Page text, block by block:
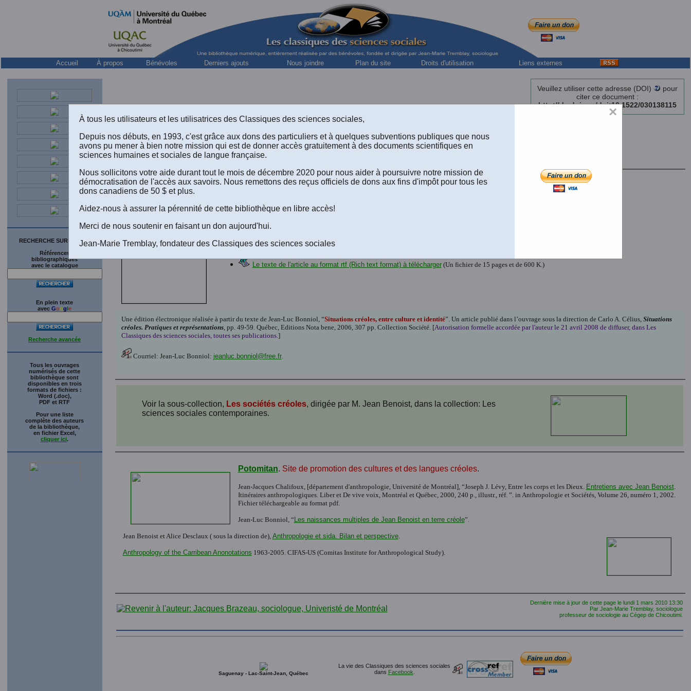
Accueil À propos Bénévoles Derniers ajouts Nous joindre Plan du site Droits d'utilisation Liens externes
RECHERCHE SUR LE SITE
Références
bibliographiques
avec le catalogue
En plein texte
avec Google
Recherche avancée
Tous les ouvrages
numérisés de cette
bibliothèque sont
disponibles en trois
formats de fichiers :
Word (.doc),
PDF et RTF
Pour une liste
complète des auteurs
de la bibliothèque,
en fichier Excel,
cliquer ici.
Veuillez utiliser cette adresse (DOI)
pour
citer ce document :
http://dx.doi.org/doi:10.1522/030138115
Collection « Les sciences sociales contemporaines »
Jean-Luc Bonniol
Professeur d'anthropologie, Université Paul-Cézanne (Aix-Marseille III), UMR 6591 (IDEMEC),
entre culture et identité.”
Le texte de l'article au Word 2004 à télécharger
Le texte de l'article au format rtf (Rich text format) à télécharger(Un fichier de 15 pages et de 600 K.)
Une édition électronique réalisée à partir du texte de Jean-Luc Bonniol, “Situations créoles, entre culture et identité”. Un article publié dans l’ouvrage sous la direction de Carlo A. Célius, Situations
créoles. Pratiques et représentations, pp. 49-59. Québec, Editions Nota bene, 2006, 307 pp. Collection Société. [Autorisation formelle accordée par l'auteur le 21 avril 2008 de diffuser, dans Les
Classiques des sciences sociales, toutes ses publications.]
Courriel: Jean-Luc Bonniol: jeanluc.bonniol@free.fr.
Voir la sous-collection, Les sociétés créoles, dirigée par M. Jean Benoist, dans la collection: Les
sciences sociales contemporaines.
Potomitan. Site de promotion des cultures et des langues créoles.
Jean-Jacques Chalifoux, [département d'anthropologie, Université de Montréal], “Joseph J. Lévy, Entre les corps et les Dieux. Entretiens avec Jean Benoist.
Itinéraires anthropologiques. Liber et De vive voix, Montréal et Québec, 2000, 240 p., illustr., réf. ”. in Anthropologie et Sociétés, Volume 26, numéro 1, 2002.
Fichier téléchargeable au format pdf.
Jean-Luc Bonniol, “ Les naissances multiples de Jean Benoist en terre créole”.
Jean Benoist et Alice Desclaux ( sous la direction de), Anthropologie et sida. Bilan et perspective.
Anthropology of the Carribean Anonotations 1963-2005. CIFAS-US (Comitas Institute for Anthropological Study).
Dernière mise à jour de cette page le lundi 1 mars 2010 13:30
Par Jean-Marie Tremblay, sociologue
professeur de sociologie au Cégep de Chicoutimi.
Saguenay - Lac-Saint-Jean, Québec
La vie des Classiques des sciences sociales
dans Facebook
×
À tous les utilisateurs et les utilisatrices des Classiques des sciences sociales,
Depuis nos débuts, en 1993, c'est grâce aux dons des particuliers et à quelques subventions publiques que nous
avons pu mener à bien notre mission qui est de donner accès gratuitement à des documents scientifiques en
sciences humaines et sociales de langue française.
Nous sollicitons votre aide durant tout le mois de décembre 2020 pour nous aider à poursuivre notre mission de
démocratisation de l'accès aux savoirs. Nous remettons des reçus officiels de dons aux fins d'impôt pour tous les
dons canadiens de 50 $ et plus.
Aidez-nous à assurer la pérennité de cette bibliothèque en libre accès!
Merci de nous soutenir en faisant un don aujourd'hui.
Jean-Marie Tremblay, fondateur des Classiques des sciences sociales